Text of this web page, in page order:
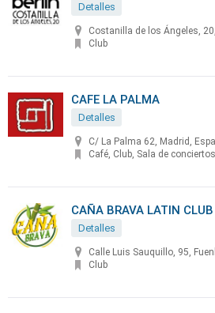
Detalles
Costanilla de los Ángeles,
Club
CAFE LA PALMA
Detalles
C/ La Palma 62, Madrid,
Café, Club, Sala de conciertos
CAÑA BRAVA LATIN CLUB
Detalles
Calle Luis Sauquillo, 95,
Club